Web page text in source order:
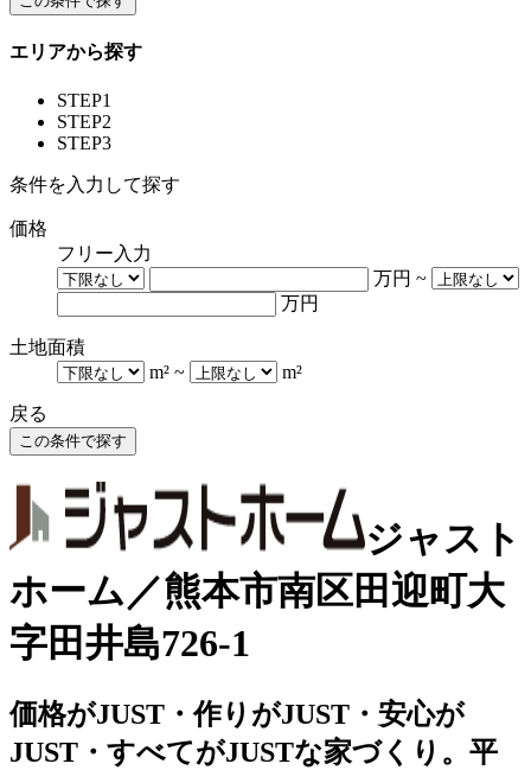
エリアから探す
STEP1
STEP2
STEP3
条件を入力して探す
価格
フリー入力
万円 ~
万円
土地面積
m² ~ m²
戻る
ジャスト
ホーム／熊本市南区田迎町大
字田井島726-1
価格がJUST・作りがJUST・安心が
JUST・すべてがJUSTな家づくり。平